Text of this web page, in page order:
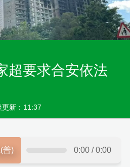
超要求合安依法
新：11:37